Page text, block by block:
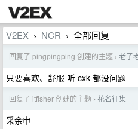
V2EX › NCR › 全部回复
回复了 pingpingping 创建的主题 › 老了
只要喜欢、舒服 听 cxk 都没问题
回复了 itfisher 创建的主题 › 花名征集
采余申